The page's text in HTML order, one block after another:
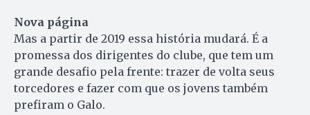
Nova página
Mas a partir de 2019 essa história mudará. É a
promessa dos dirigentes do clube, que tem um
grande desafio pela frente: trazer de volta seus
torcedores e fazer com que os jovens também
prefiram o Galo.